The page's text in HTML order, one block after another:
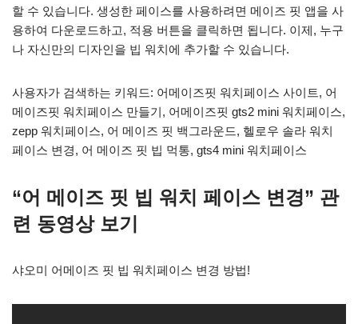
할 수 있습니다. 생성한 페이스를 사용하려면 메이즈 핏 앱을 사
용하여 다운로드하고, 적용 버튼을 클릭하면 됩니다. 이제, 누구
나 자신만의 디자인을 빕 워치에 추가할 수 있습니다.
사용자가 검색하는 키워드: 어메이즈핏 워치페이스 사이트, 어
메이즈핏 워치페이스 만들기, 어메이즈핏 gts2 mini 워치페이스,
zepp 워치페이스, 어 메이즈 핏 백그라운드, 헬로우 솔라 워치
페이스 변경, 어 메이즈 핏 빕 먹통, gts4 mini 워치페이스
“어 메이즈 핏 빕 워치 페이스 변경” 관
련 동영상 보기
샤오미 어메이즈 핏 빕 워치페이스 변경 방법!